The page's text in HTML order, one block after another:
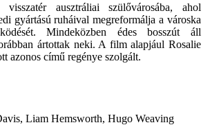
ausztráliai szülővárosába, ahol
gyártású ruháival megreformálja a városka
Mindeközben édes bosszút áll
ártottak neki. A film alapjául Rosalie
azonos című regénye szolgált.
Liam Hemsworth, Hugo Weaving